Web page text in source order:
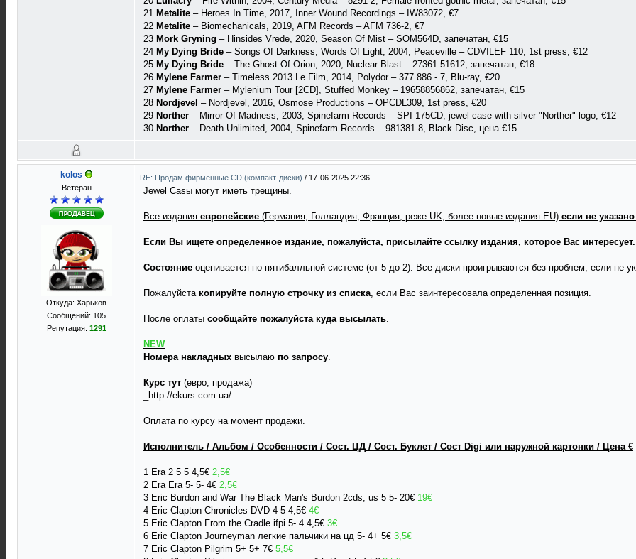
21 Metalite – Heroes In Time, 2017, Inner Wound Recordings – IW83072, €7
22 Metalite – Biomechanicals, 2019, AFM Records – AFM 736-2, €7
23 Mork Gryning – Hinsides Vrede, 2020, Season Of Mist – SOM564D, запечатан, €15
24 My Dying Bride ‎– Songs Of Darkness, Words Of Light, 2004, Peaceville ‎– CDVILEF 110, 1st press, €12
25 My Dying Bride – The Ghost Of Orion, 2020, Nuclear Blast – 27361 51612, запечатан, €18
26 Mylene Farmer – Timeless 2013 Le Film, 2014, Polydor – 377 886 - 7, Blu-ray, €20
27 Mylene Farmer – Mylenium Tour [2CD], Stuffed Monkey – 19658856862, запечатан, €15
28 Nordjevel – Nordjevel, 2016, Osmose Productions – OPCDL309, 1st press, €20
29 Norther – Mirror Of Madness, 2003, Spinefarm Records – SPI 175CD, jewel case with silver "Norther" logo, €12
30 Norther – Death Unlimited, 2004, Spinefarm Records – 981381-8, Black Disc, цена €15
kolos
Ветеран
Откуда: Харьков
Сообщений: 105
Репутация: 1291
RE: Продам фирменные CD (компакт-диски) / 17-06-2025 22:36
Jewel Casы могут иметь трещины.
Все издания европейские (Германия, Голландия, Франция, реже UK, более новые издания EU) если не
Если Вы ищете определенное издание, пожалуйста, присылайте ссылку издания, которое Вас интересует.
Состояние оценивается по пятибалльной системе (от 5 до 2). Все диски проигрываются без проблем, если не
Пожалуйста копируйте полную строчку из списка, если Вас заинтересовала определенная позиция.
После оплаты сообщайте пожалуйста куда высылать.
NEW
Номера накладных высылаю по запросу.
Курс тут (евро, продажа)
_http://ekurs.com.ua/
Оплата по курсу на момент продажи.
Исполнитель / Альбом / Особенности / Сост. ЦД / Сост. Буклет / Сост Digi или наружной картонки / Цена €
1 Era 2 5 5 4,5€ 2,5€
2 Era Era 5- 5- 4€ 2,5€
3 Eric Burdon and War The Black Man's Burdon 2cds, us 5 5- 20€ 19€
4 Eric Clapton Chronicles DVD 4 5 4,5€ 4€
5 Eric Clapton From the Cradle ifpi 5- 4 4,5€ 3€
6 Eric Clapton Journeyman легкие пальчики на цд 5- 4+ 5€ 3,5€
7 Eric Clapton Pilgrim 5+ 5+ 7€ 5,5€